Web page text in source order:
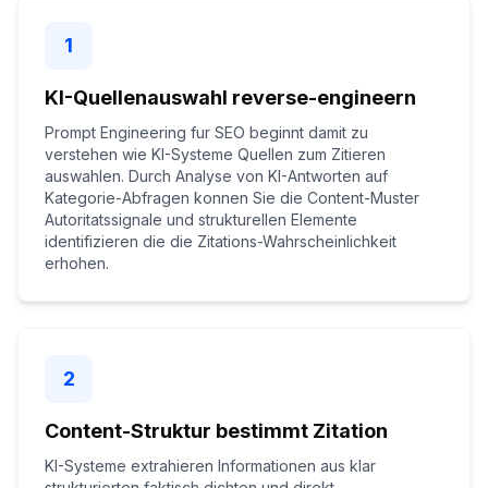
1
KI-Quellenauswahl reverse-engineern
Prompt Engineering fur SEO beginnt damit zu
verstehen wie KI-Systeme Quellen zum Zitieren
auswahlen. Durch Analyse von KI-Antworten auf
Kategorie-Abfragen konnen Sie die Content-Muster
Autoritatssignale und strukturellen Elemente
identifizieren die die Zitations-Wahrscheinlichkeit
erhohen.
2
Content-Struktur bestimmt Zitation
KI-Systeme extrahieren Informationen aus klar